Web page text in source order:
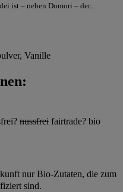
ist – neben Domori – der...
Vanille
nussfrei fairtrade? bio
nur Bio-Zutaten, die zum
sind.